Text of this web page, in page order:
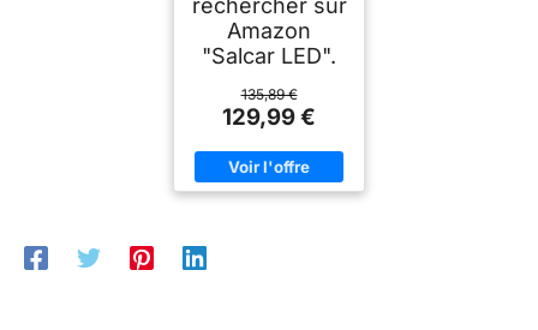
rechercher sur
Amazon
"Salcar LED".
135,89 €
129,99 €